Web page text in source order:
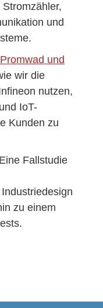
und
und
wir die
nutzen,
IoT-
Kunden zu
Fallstudie
zu einem